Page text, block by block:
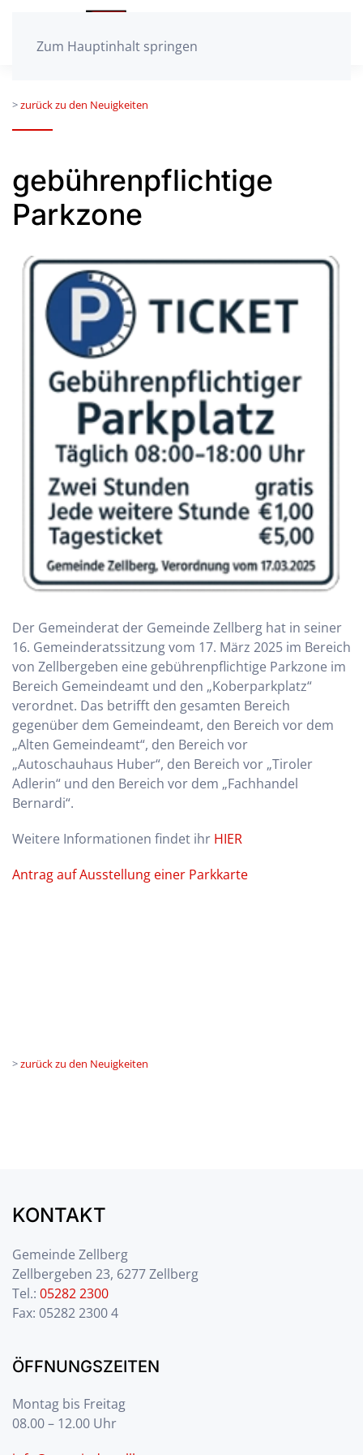
Zum Hauptinhalt springen
>zurück zu den Neuigkeiten
gebührenpflichtige
Parkzone
Der Gemeinderat der Gemeinde Zellberg hat in seiner
16. Gemeinderatssitzung vom 17. März 2025 im Bereich
von Zellbergeben eine gebührenpflichtige Parkzone im
Bereich Gemeindeamt und den „Koberparkplatz“
verordnet. Das betrifft den gesamten Bereich
gegenüber dem Gemeindeamt, den Bereich vor dem
„Alten Gemeindeamt“, den Bereich vor
„Autoschauhaus Huber“, den Bereich vor „Tiroler
Adlerin“ und den Bereich vor dem „Fachhandel
Bernardi“.
Weitere Informationen findet ihr HIER
Antrag auf Ausstellung einer Parkkarte
>zurück zu den Neuigkeiten
KONTAKT
Gemeinde Zellberg
Zellbergeben 23, 6277 Zellberg
Tel.: 05282 2300
Fax: 05282 2300 4
ÖFFNUNGSZEITEN
Montag bis Freitag
08.00 – 12.00 Uhr